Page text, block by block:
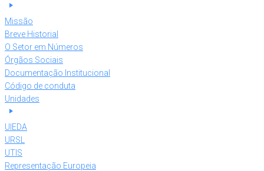
Missão
Breve Historial
O Setor em Números
Órgãos Sociais
Documentação Institucional
Código de conduta
Unidades
UIEDA
URSL
UTIS
Representação Europeia